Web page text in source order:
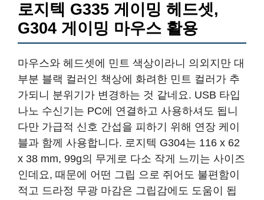
로지텍 G335 게이밍 헤드셋,
G304 게이밍 마우스 활용
마우스와 헤드셋에 민트 색상이라니 의외지만 대
부분 블랙 컬러인 책상에 화려한 민트 컬러가 추
가되니 분위기가 변경하는 것 같네요. USB 타입
나노 수신기는 PC에 연결하고 사용하셔도 됩니
다만 가급적 신호 간섭을 피하기 위해 연장 케이
블과 함께 사용합니다. 로지텍 G304는 116 x 62
x 38 mm, 99g의 무게로 다소 작게 느끼는 사이즈
인데요, 때문에 어떤 그립 으로 쥐어도 불편함이
적고 드라정 무광 마감은 그립감에도 도움이 됩